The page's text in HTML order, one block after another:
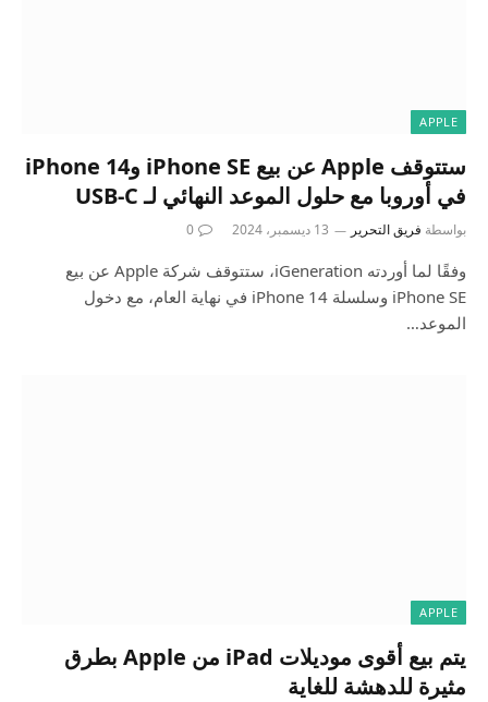
APPLE
ستتوقف Apple عن بيع iPhone SE وiPhone 14
في أوروبا مع حلول الموعد النهائي لـ USB-C
بواسطة فريق التحرير 13 ديسمبر، 2024 0
وفقًا لما أوردته iGeneration، ستتوقف شركة Apple عن بيع
iPhone SE وسلسلة iPhone 14 في نهاية العام، مع دخول
الموعد…
APPLE
يتم بيع أقوى موديلات iPad من Apple بطرق
مثيرة للدهشة للغاية